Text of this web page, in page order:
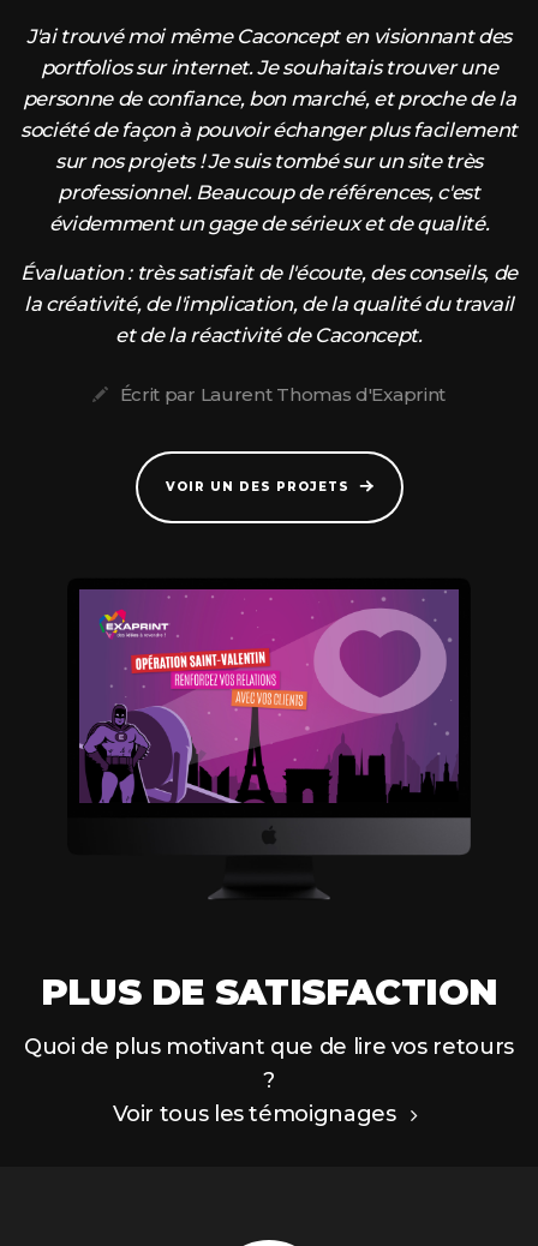
J'ai trouvé moi même Caconcept en visionnant des
portfolios sur internet. Je souhaitais trouver une
personne de confiance, bon marché, et proche de la
société de façon à pouvoir échanger plus facilement
sur nos projets ! Je suis tombé sur un site très
professionnel. Beaucoup de références, c'est
évidemment un gage de sérieux et de qualité.
Évaluation : très satisfait de l'écoute, des conseils, de
la créativité, de l'implication, de la qualité du travail
et de la réactivité de Caconcept.
Écrit par Laurent Thomas d'Exaprint
VOIR UN DES PROJETS
PLUS DE SATISFACTION
Quoi de plus motivant que de lire vos retours
?
Voir tous les témoignages